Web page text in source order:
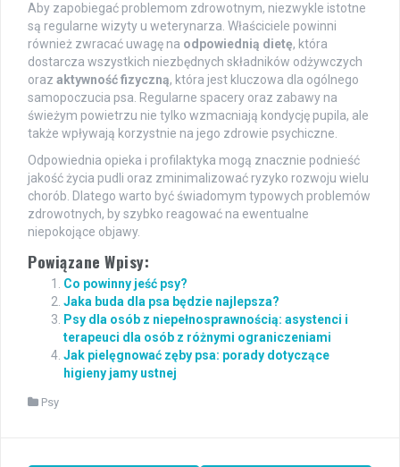
Aby zapobiegać problemom zdrowotnym, niezwykle istotne
są regularne wizyty u weterynarza. Właściciele powinni
również zwracać uwagę na odpowiednią dietę, która
dostarcza wszystkich niezbędnych składników odżywczych
oraz aktywność fizyczną, która jest kluczowa dla ogólnego
samopoczucia psa. Regularne spacery oraz zabawy na
świeżym powietrzu nie tylko wzmacniają kondycję pupila, ale
także wpływają korzystnie na jego zdrowie psychiczne.
Odpowiednia opieka i profilaktyka mogą znacznie podnieść
jakość życia pudli oraz zminimalizować ryzyko rozwoju wielu
chorób. Dlatego warto być świadomym typowych problemów
zdrowotnych, by szybko reagować na ewentualne
niepokojące objawy.
Powiązane Wpisy:
Co powinny jeść psy?
Jaka buda dla psa będzie najlepsza?
Psy dla osób z niepełnosprawnością: asystenci i
terapeuci dla osób z różnymi ograniczeniami
Jak pielęgnować zęby psa: porady dotyczące
higieny jamy ustnej
Psy